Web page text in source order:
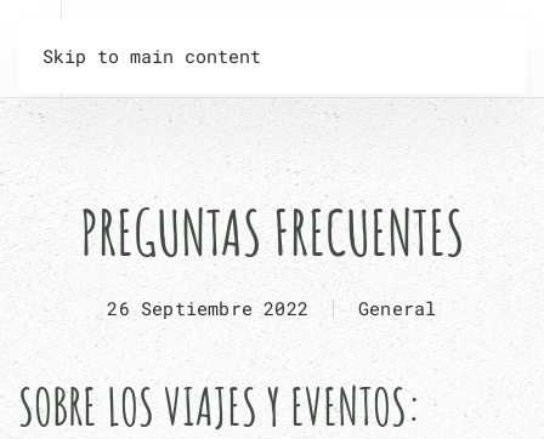
Skip to main content
PREGUNTAS FRECUENTES
26 Septiembre 2022 General
SOBRE LOS VIAJES Y EVENTOS: